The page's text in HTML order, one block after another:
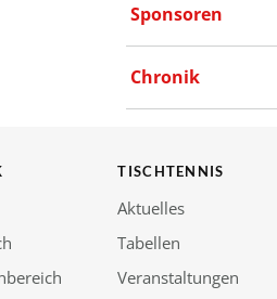
Sponsoren
Chronik
TISCHTENNIS
Aktuelles
Tabellen
Veranstaltungen